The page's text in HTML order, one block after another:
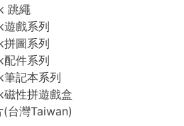
跳繩
戲系列
圖系列
件系列
記本系列
性拼遊戲盒
(台灣Taiwan)